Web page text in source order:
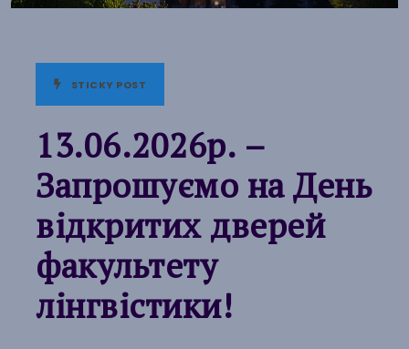
STICKY POST
13.06.2026р. –
Запрошуємо на День
відкритих дверей
факультету
лінгвістики!